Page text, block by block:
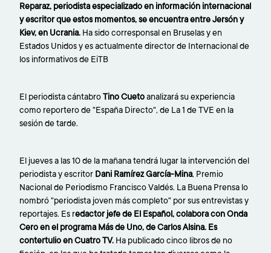
Reparaz, periodista especializado en información internacional
y escritor que estos momentos, se encuentra entre Jersón y
Kiev, en Ucrania. Ha sido corresponsal en Bruselas y en
Estados Unidos y es actualmente director de Internacional de
los informativos de EiTB
El periodista cántabroTino Cuetoanalizará su experiencia
como reportero de "España Directo", de La 1 de TVE en la
sesión de tarde.
El jueves a las 10 de la mañana tendrá lugar la intervención del
periodista y escritor Dani Ramírez García-Mina, Premio
Nacional de Periodismo Francisco Valdés. La Buena Prensa lo
nombró "periodista joven más completo" por sus entrevistas y
reportajes. Es redactor jefe de El Español, colabora con Onda
Cero en el programa Más de Uno, de Carlos Alsina. Es
contertulio en Cuatro TV. Ha publicado cinco libros de no